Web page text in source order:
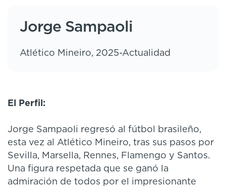
Jorge Sampaoli
Atlético Mineiro, 2025-Actualidad
El Perfil:
Jorge Sampaoli regresó al fútbol brasileño,
esta vez al Atlético Mineiro, tras sus pasos por
Sevilla, Marsella, Rennes, Flamengo y Santos.
Una figura respetada que se ganó la
admiración de todos por el impresionante